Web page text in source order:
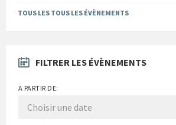
to
calendar
TOUS LES TOUS LES ÉVÈNEMENTS
FILTRER LES ÉVÈNEMENTS
A PARTIR DE: